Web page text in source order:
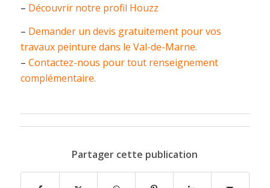
– Découvrir notre profil Houzz
– Demander un devis gratuitement pour vos
travaux peinture dans le Val-de-Marne.
– Contactez-nous pour tout renseignement
complémentaire.
Partager cette publication